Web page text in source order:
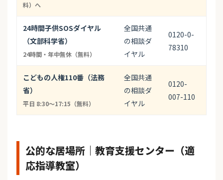
料）へ
24時間子供SOSダイヤル
（文部科学省）
24時間・年中無休（無料）
全国共通
の相談ダ
イヤル
0120-0-
78310
こどもの人権110番（法務
省）
平日 8:30〜17:15（無料）
全国共通
の相談ダ
イヤル
0120-
007-110
公的な居場所｜教育支援センター（適
応指導教室）